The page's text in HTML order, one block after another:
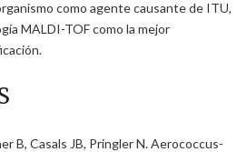
como agente causante de ITU,
MALDI-TOF como la mejor
B, Casals JB, Pringler N. Aerococcus-